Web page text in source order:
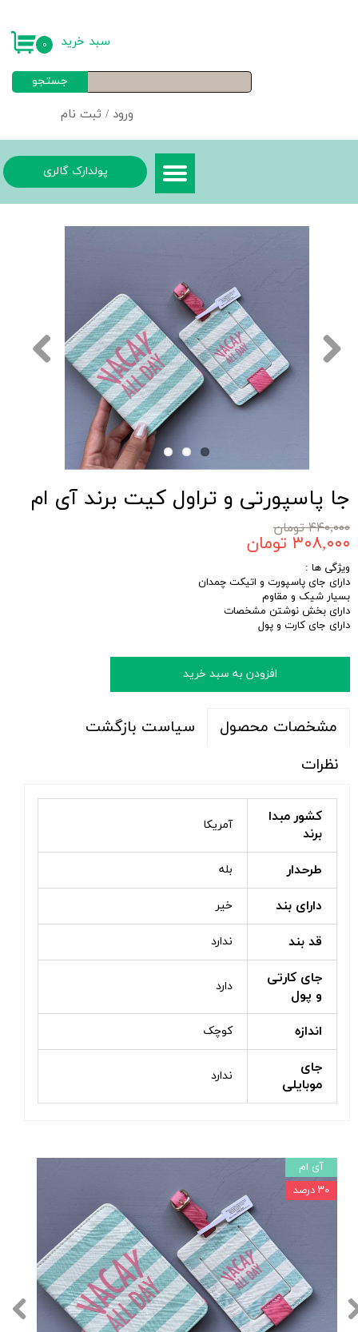
ورود / ثبت نام
خروج از حساب کاربری
جستجو
۰ سبد خرید
پولدارک گالری
جا پاسپورتی و تراول کیت برند آی ام
۴۴۰,۰۰۰ تومان
۳۰۸,۰۰۰ تومان
ویژگی ها :
دارای جای پاسپورت و اتیکت چمدان
بسیار شیک و مقاوم
دارای بخش نوشتن مشخصات
دارای جای کارت و پول
افزودن به سبد خرید
مشخصات محصول
سیاست بازگشت
نظرات
کشور مبدا
برند
آمریکا
طرحدار بله
دارای بند خیر
قد بند ندارد
جای کارتی
و پول
دارد
اندازه کوچک
جای
موبایلی
ندارد
آی ام
۳۰ درصد